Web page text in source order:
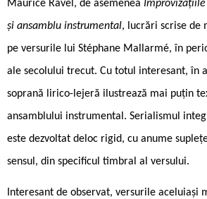
Maurice Ravel, de asemenea
și ansamblu instrumental, lucrări scrise de
pe versurile lui Stéphane Mallarmé, în
ale secolului trecut. Cu totul interesant, în
soprană lirico-lejeră ilustrează mai puțin
ansamblului instrumental. Serialismul
este dezvoltat deloc rigid, cu anume
sensul, din specificul timbral al versului.
Interesant de observat, versurile aceluiași